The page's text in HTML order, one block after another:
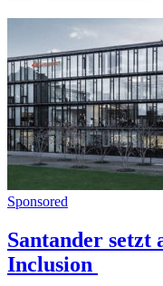
Sponsored
Santander
Inclusion